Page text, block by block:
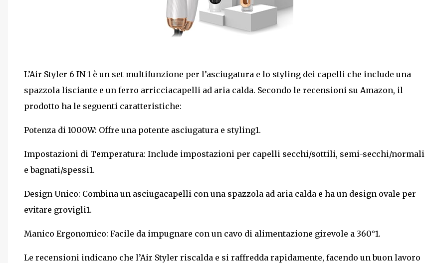
L’Air Styler 6 IN 1 è un set multifunzione per l’asciugatura e lo styling dei capelli che include una
spazzola lisciante e un ferro arricciacapelli ad aria calda. Secondo le recensioni su Amazon, il
prodotto ha le seguenti caratteristiche:
Potenza di 1000W: Offre una potente asciugatura e styling1.
Impostazioni di Temperatura: Include impostazioni per capelli secchi/sottili, semi-secchi/normali
e bagnati/spessi1.
Design Unico: Combina un asciugacapelli con una spazzola ad aria calda e ha un design ovale per
evitare grovigli1.
Manico Ergonomico: Facile da impugnare con un cavo di alimentazione girevole a 360°1.
Le recensioni indicano che l’Air Styler riscalda e si raffredda rapidamente, facendo un buon lavoro